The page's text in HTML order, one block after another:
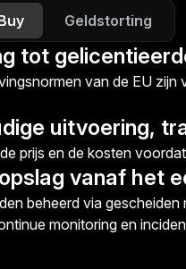
Geldstorting
tot
van de EU
uitvoering,
prijs en de kosten
vanaf het
beheerd via
monitoring en